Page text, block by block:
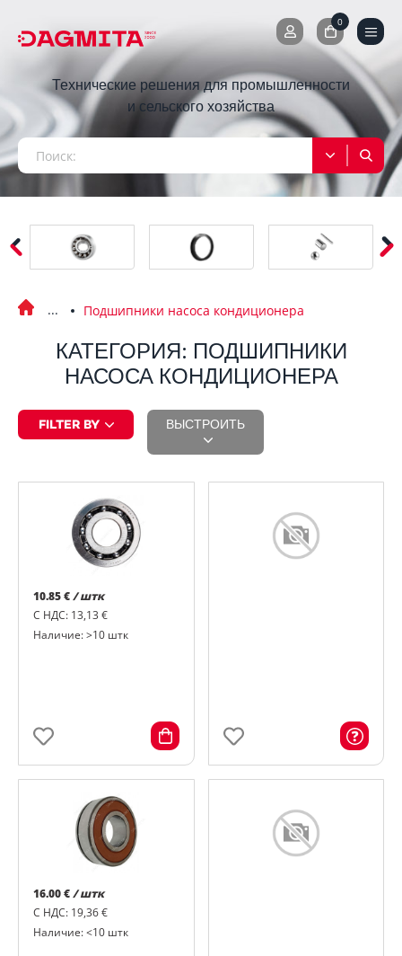
0
0
Технические решения для промышленности
и сельского хозяйства
Подшипники насоса кондиционера
КАТЕГОРИЯ: ПОДШИПНИКИ
НАСОСА КОНДИЦИОНЕРА
FILTER BY ВЫСТРОИТЬ
10.85 €/ штк
С НДС: 13,13 €
Наличие: >10 штк
16.00 €/ штк
С НДС: 19,36 €
Наличие: <10 штк